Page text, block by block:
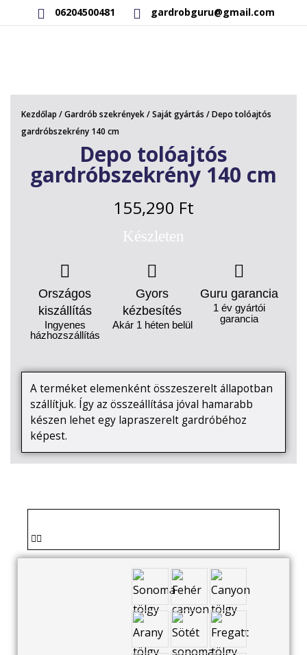
06204500481 gardrobguru@gmail.com
RAKTÁRON LÉVŐ TERMÉKEK
SAJÁT GYÁRTÁSÚ TERMÉKEK
KAPCSOLAT
Kezdőlap /Gardrób szekrények/Saját gyártás / Depo tolóajtós
gardróbszekrény 140 cm
Depo tolóajtós
gardróbszekrény 140 cm
155,290 Ft
Készleten
Országos
kiszállítás
Ingyenes
házhozszállítás
Gyors
kézbesítés
Akár 1 héten belül
Guru garancia
1 év gyártói
garancia
A terméket elemenként összeszerelt állapotban
szállítjuk. Így az összeállítása jóval hamarabb
készen lehet egy lapraszerelt gardróbéhoz
képest.